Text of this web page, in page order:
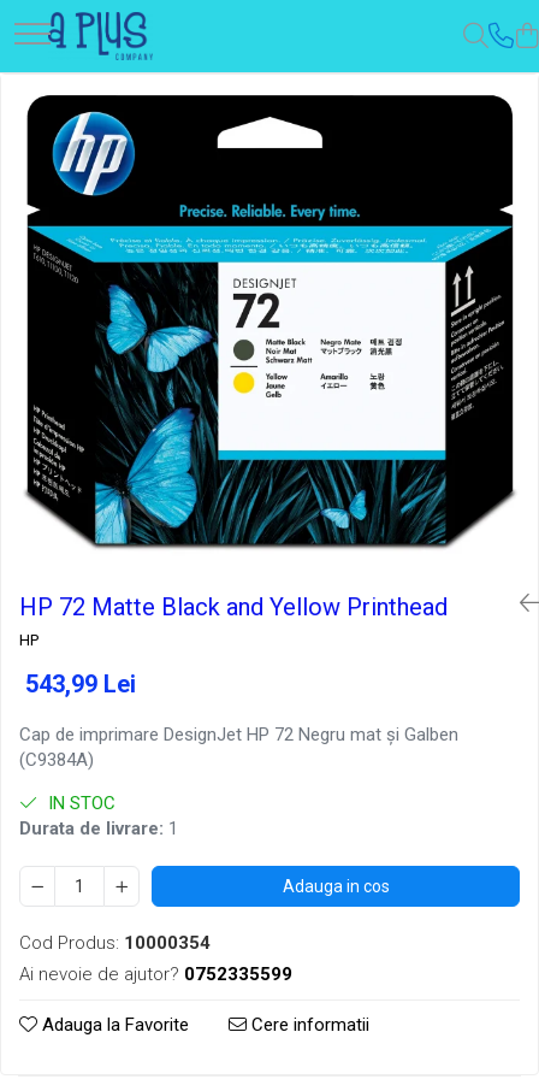
HP 72 Matte Black and Yellow Printhead
HP
543,99 Lei
Cap de imprimare DesignJet HP 72 Negru mat şi Galben
(C9384A)
IN STOC
Durata de livrare: 1
Adauga in cos
Cod Produs: 10000354
Ai nevoie de ajutor? 0752335599
Adauga la Favorite Cere informatii